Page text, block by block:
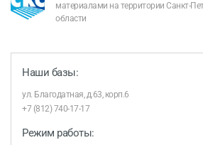
материалами на территории Санкт-
области
Наши базы:
ул. Благодатная, д.63, корп.6
+7 (812) 740-17-17
Режим работы: